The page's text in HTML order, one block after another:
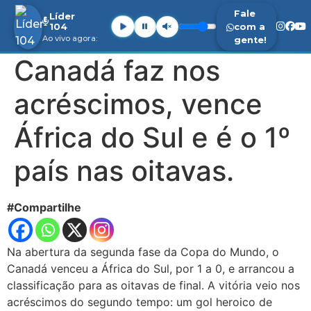
Canadá faz nos
acréscimos, vence
África do Sul e é o 1º
país nas oitavas.
#Compartilhe
Na abertura da segunda fase da Copa do Mundo, o
Canadá venceu a África do Sul, por 1 a 0, e arrancou a
classificação para as oitavas de final. A vitória veio nos
acréscimos do segundo tempo: um gol heroico de
Líder
104
Ao vivo agora:
Fale
com a
gente!